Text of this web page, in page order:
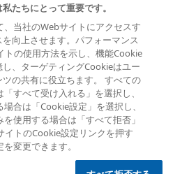
K.K. All rights reserved except
たちにとって重要です。
当社のWebサイトにアクセスす
向上させます。パフォーマンス
トの使用方法を示し、機能Cookie
、ターゲティングCookieはユー
の共有に役立ちます。 すべての
すべて受け入れる」を選択し、
合は「Cookie設定」を選択し、
使用する場合は「すべて拒否」
イトのCookie設定リンクを押す
変更できます。